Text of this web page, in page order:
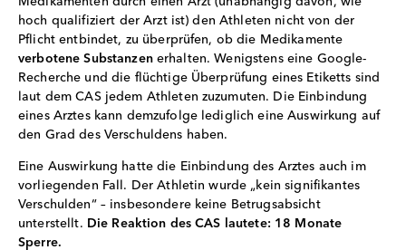
hoch qualifiziert der Arzt ist) den Athleten nicht von der
Pflicht entbindet, zu überprüfen, ob die Medikamente
verbotene Substanzenerhalten. Wenigstens eine Google-
Recherche und die flüchtige Überprüfung eines Etiketts sind
laut dem CAS jedem Athleten zuzumuten. Die Einbindung
eines Arztes kann demzufolge lediglich eine Auswirkung auf
den Grad des Verschuldens haben.
Eine Auswirkung hatte die Einbindung des Arztes auch im
vorliegenden Fall. Der Athletin wurde „kein signifikantes
Verschulden“ – insbesondere keine Betrugsabsicht
unterstellt. Die Reaktion des CAS lautete: 18 Monate
Sperre.